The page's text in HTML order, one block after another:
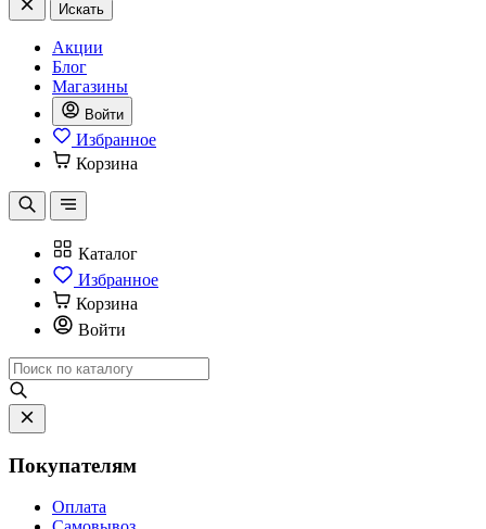
Искать
Акции
Блог
Магазины
Войти
Избранное
Корзина
Каталог
Избранное
Корзина
Войти
Покупателям
Оплата